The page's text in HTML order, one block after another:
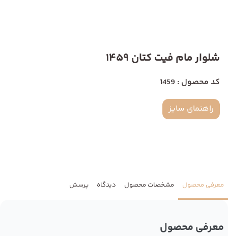
شلوار مام فیت کتان 1459
کد محصول : 1459
راهنمای سایز
معرفی محصول مشخصات محصول دیدگاه پرسش
معرفی محصول